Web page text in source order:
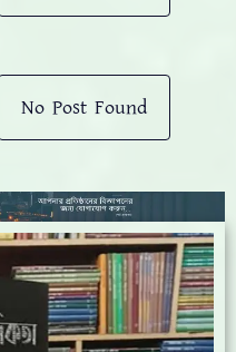
No Post Found